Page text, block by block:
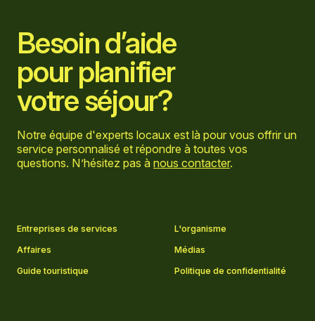
Besoin d’aide
pour planifier
votre séjour?
Notre équipe d'experts locaux est là pour vous offrir un
service personnalisé et répondre à toutes vos
questions. N’hésitez pas à nous contacter.
Entreprises de services
L'organisme
Affaires
Médias
Guide touristique
Politique de confidentialité